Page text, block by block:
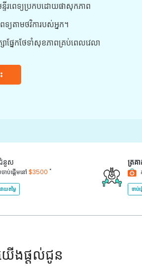
ន្ទីរពេទ្យប្រកបដោយផាសុកភាព
ទ្យតាមថវិការបស់អ្នក។
ាផ្នែកថែទាំសុខភាពគ្រប់ពេលវេលា
ការធ្វើបច្ចុប្បន្នភាពជាទៀងទាត់លើ
ជំនួស
ាប់ផ្តើមនៅ $3500 *
ាយតម្លៃ
ត្រគ
ចាប់ផ្
ើងផ្តល់ជូន